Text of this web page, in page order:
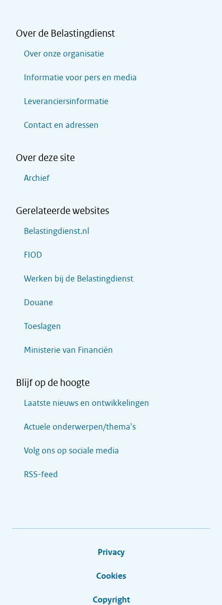
Over de Belastingdienst
Over onze organisatie
Informatie voor pers en media
Leveranciersinformatie
Contact en adressen
Over deze site
Archief
Gerelateerde websites
Belastingdienst.nl
FIOD
Werken bij de Belastingdienst
Douane
Toeslagen
Ministerie van Financiën
Blijf op de hoogte
Laatste nieuws en ontwikkelingen
Actuele onderwerpen/thema's
Volg ons op sociale media
RSS-feed
Privacy
Cookies
Copyright